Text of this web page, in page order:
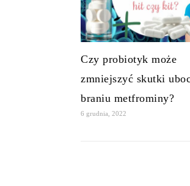
Czy probiotyk może
zmniejszyć skutki
braniu metfrominy?
6 grudnia, 2022